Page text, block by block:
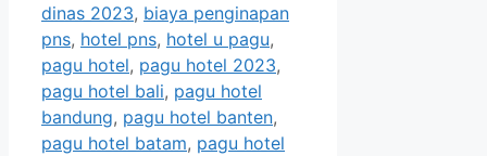
dinas 2023, biaya penginapan
pns, hotel pns, hotel u pagu,
pagu hotel, pagu hotel 2023,
pagu hotel bali, pagu hotel
bandung, pagu hotel banten,
pagu hotel batam, pagu hotel